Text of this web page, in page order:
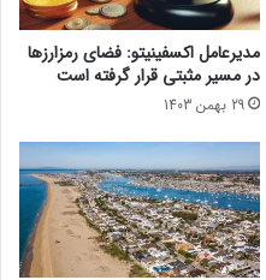
قابل‌ توجهی ایجاد نکند، اما
شوند. به این دلیل، سرطان
نکند، تشخیص داده
زیر باشد:
مدیرعامل اکسفینیتو:‌ فضای رمزارزها
در مسیر مثبتی قرار گرفته است
29 بهمن 1403